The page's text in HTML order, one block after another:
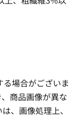
場合がございま
商品画像が異な
、画像処理上、